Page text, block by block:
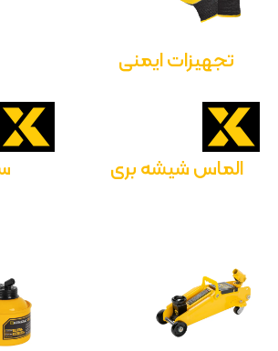
تجهیزات ایمنی
الماس شیشه بری